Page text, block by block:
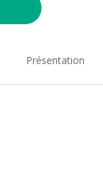
Présentation